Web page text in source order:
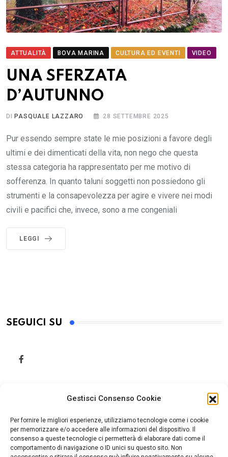
Gestisci Consenso Cookie
Per fornire le migliori esperienze, utilizziamo tecnologie come i cookie
per memorizzare e/o accedere alle informazioni del dispositivo. Il
consenso a queste tecnologie ci permetterà di elaborare dati come il
comportamento di navigazione o ID unici su questo sito. Non
ATTUALITÀ BOVA MARINA CULTURA ED EVENTI VIDEO
UNA SFERZATA
D’AUTUNNO
DI PASQUALE LAZZARO 28 SETTEMBRE 2025
Pur essendo sempre state le mie posizioni a favore degli
ultimi e dei dimenticati della vita, non nego che questa
stessa categoria ha rappresentato per me motivo di
sofferenza. In quanto taluni soggetti non possiedono gli
strumenti e la consapevolezza per agire e vivere nei modi
civili e pacifici che, invece, sono a me congeniali
LEGGI
SEGUICI SU